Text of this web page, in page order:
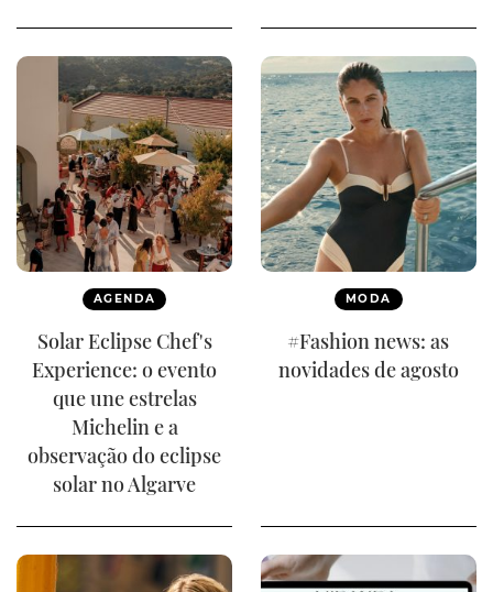
AGENDA
Solar Eclipse Chef's
Experience: o evento
que une estrelas
Michelin e a
observação do eclipse
solar no Algarve
MODA
#Fashion news: as
novidades de agosto